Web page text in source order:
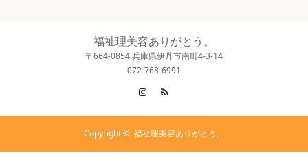
福祉理美容ありがとう。
〒664-0854 兵庫県伊丹市南町4-3-14
072-768-6991
Instagram
Copyright © 福祉理美容ありがとう。